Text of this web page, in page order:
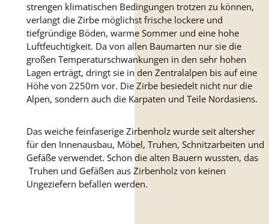
strengen klimatischen Bedingungen trotzen zu können,
verlangt die Zirbe möglichst frische lockere und
tiefgründige Böden, warme Sommer und eine hohe
Luftfeuchtigkeit. Da von allen Baumarten nur sie die
großen Temperaturschwankungen in den sehr hohen
Lagen erträgt, dringt sie in den Zentralalpen bis auf eine
Höhe von 2250m vor. Die Zirbe besiedelt nicht nur die
Alpen, sondern auch die Karpaten und Teile Nordasiens.
Das weiche feinfaserige Zirbenholz wurde seit altersher
für den Innenausbau, Möbel, Truhen, Schnitzarbeiten und
Gefäße verwendet. Schon die alten Bauern wussten, das
Truhen und Gefäßen aus Zirbenholz von keinen
Ungeziefern befallen werden.